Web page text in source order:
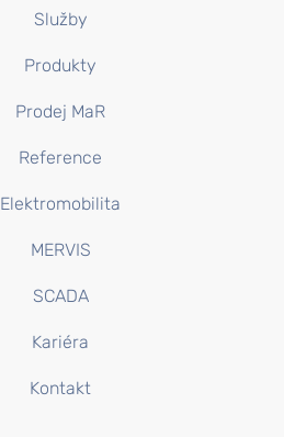
Služby
Produkty
Prodej MaR
Reference
Elektromobilita
MERVIS
SCADA
Kariéra
Kontakt